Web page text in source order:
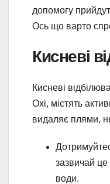
допомогу
Ось що варто
Кисневі
Кисневі
Oxi, містять
видаляє плями,
зазвичай це
води.